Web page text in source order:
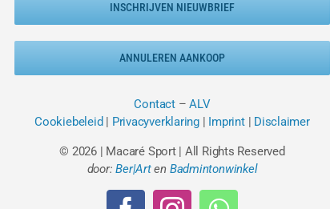
INSCHRIJVEN NIEUWBRIEF
ANNULEREN AANKOOP
Contact–ALV
Cookiebeleid | Privacyverklaring| Imprint| Disclaimer
© 2026 | Macaré Sport | All Rights Reserved
door:Ber|Arten Badmintonwinkel